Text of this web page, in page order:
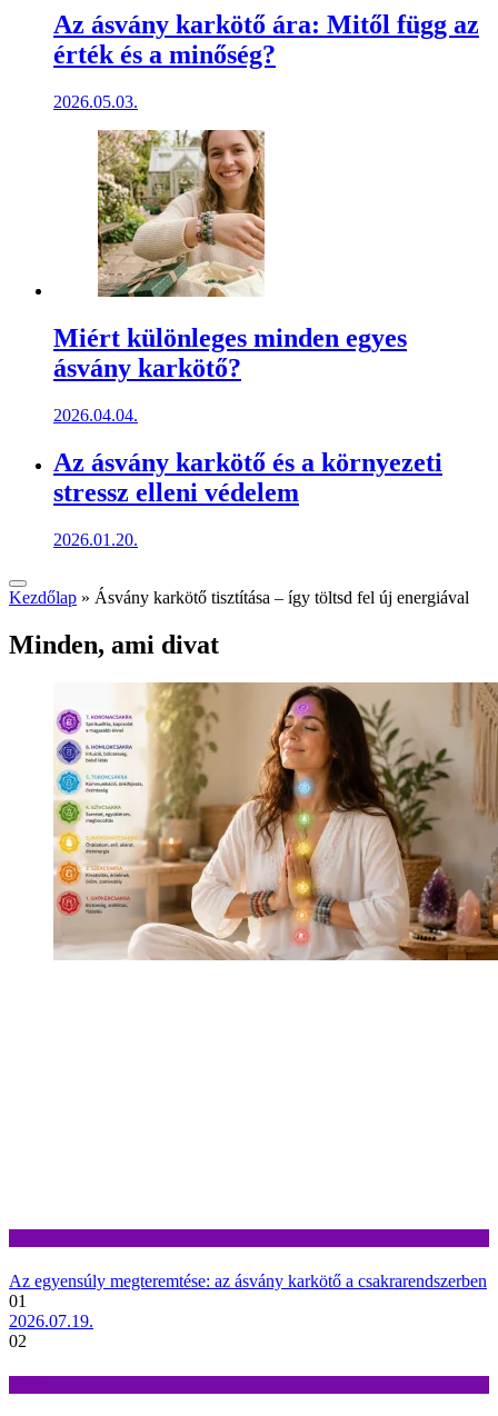
Az ásvány karkötő ára: Mitől függ az
érték és a minőség?
2026.05.03.
Miért különleges minden egyes
ásvány karkötő?
2026.04.04.
Az ásvány karkötő és a környezeti
stressz elleni védelem
2026.01.20.
Kezdőlap » Ásvány karkötő tisztítása – így töltsd fel új energiával
Minden, ami divat
Az egyensúly megteremtése: az ásvány karkötő a csakrarendszerben
01
2026.07.19.
02